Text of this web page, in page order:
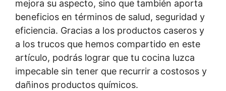
mejora su aspecto, sino que también aporta
beneficios en términos de salud, seguridad y
eficiencia. Gracias a los productos caseros y
a los trucos que hemos compartido en este
artículo, podrás lograr que tu cocina luzca
impecable sin tener que recurrir a costosos y
dañinos productos químicos.